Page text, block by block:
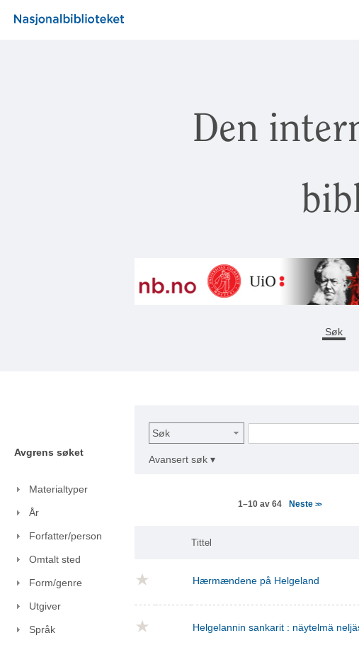
Den
Søk
Avgrens søket
Materialtyper
År
Forfatter/person
Omtalt sted
Form/genre
Utgiver
Språk
Søk
Avansert søk ▾
1–10 av 64 Neste>>
Tittel
Hærmændene på Helgeland
Helgelannin sankarit : näytelmä